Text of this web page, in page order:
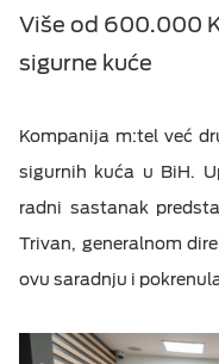
Više od 600.000
sigurne kuće
Kompanija m:tel već
sigurnih kuća u BiH.
radni sastanak
Trivan, generalnom
ovu saradnju i